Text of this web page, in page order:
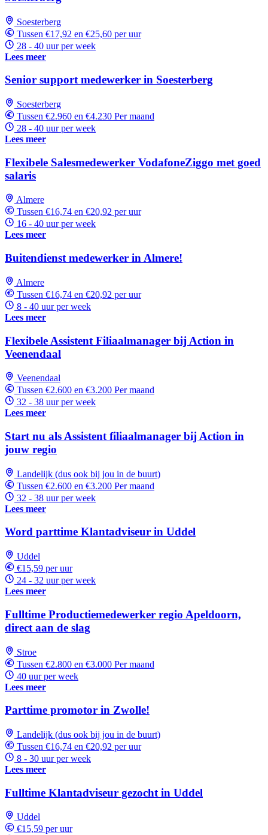
Soesterberg
Tussen €17,92 en €25,60 per uur
28 - 40 uur per week
Lees meer
Senior support medewerker in Soesterberg
Soesterberg
Tussen €2.960 en €4.230 Per maand
28 - 40 uur per week
Lees meer
Flexibele Salesmedewerker VodafoneZiggo met goed
salaris
Almere
Tussen €16,74 en €20,92 per uur
16 - 40 uur per week
Lees meer
Buitendienst medewerker in Almere!
Almere
Tussen €16,74 en €20,92 per uur
8 - 40 uur per week
Lees meer
Flexibele Assistent Filiaalmanager bij Action in
Veenendaal
Veenendaal
Tussen €2.600 en €3.200 Per maand
32 - 38 uur per week
Lees meer
Start nu als Assistent filiaalmanager bij Action in
jouw regio
Landelijk (dus ook bij jou in de buurt)
Tussen €2.600 en €3.200 Per maand
32 - 38 uur per week
Lees meer
Word parttime Klantadviseur in Uddel
Uddel
€15,59 per uur
24 - 32 uur per week
Lees meer
Fulltime Productiemedewerker regio Apeldoorn,
direct aan de slag
Stroe
Tussen €2.800 en €3.000 Per maand
40 uur per week
Lees meer
Parttime promotor in Zwolle!
Landelijk (dus ook bij jou in de buurt)
Tussen €16,74 en €20,92 per uur
8 - 30 uur per week
Lees meer
Fulltime Klantadviseur gezocht in Uddel
Uddel
€15,59 per uur